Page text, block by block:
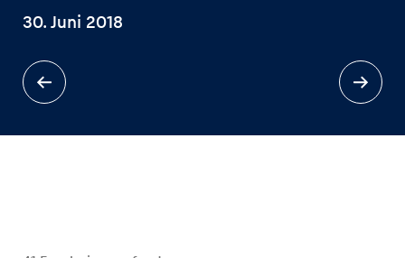
Alle anzeigen
30. Juni 2018